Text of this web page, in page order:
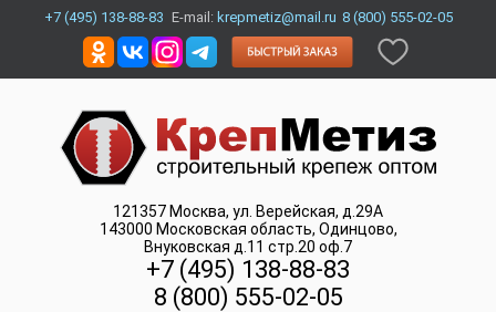
+7 (495) 138-88-83 E-mail: krepmetiz@mail.ru 8 (800) 555-02-05
121357 Москва, ул. Верейская, д.29А
143000 Московская область, Одинцово,
Внуковская д.11 стр.20 оф.7
+7 (495) 138-88-83
8 (800) 555-02-05